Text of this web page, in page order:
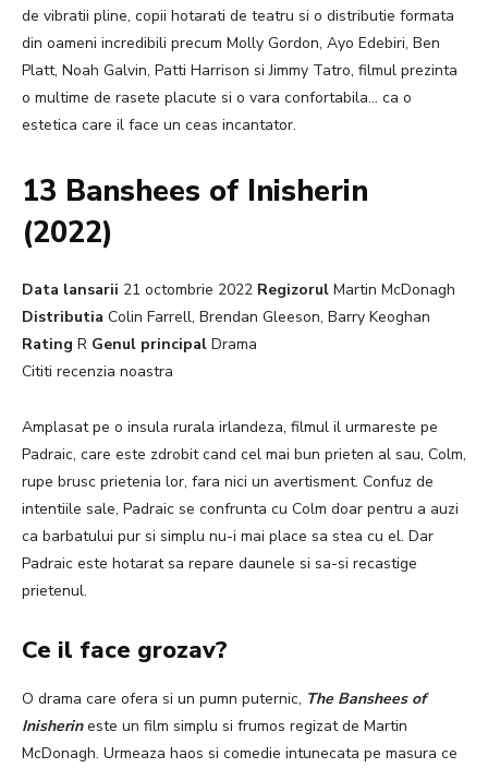
de vibratii pline, copii hotarati de teatru si o distributie formata
din oameni incredibili precum Molly Gordon, Ayo Edebiri, Ben
Platt, Noah Galvin, Patti Harrison si Jimmy Tatro, filmul prezinta
o multime de rasete placute si o vara confortabila… ca o
estetica care il face un ceas incantator.
13 Banshees of Inisherin
(2022)
Data lansarii 21 octombrie 2022 Regizorul Martin McDonagh
Distributia Colin Farrell, Brendan Gleeson, Barry Keoghan
Rating R Genul principal Drama
Cititi recenzia noastra
Amplasat pe o insula rurala irlandeza, filmul il urmareste pe
Padraic, care este zdrobit cand cel mai bun prieten al sau, Colm,
rupe brusc prietenia lor, fara nici un avertisment. Confuz de
intentiile sale, Padraic se confrunta cu Colm doar pentru a auzi
ca barbatului pur si simplu nu-i mai place sa stea cu el. Dar
Padraic este hotarat sa repare daunele si sa-si recastige
prietenul.
Ce il face grozav?
O drama care ofera si un pumn puternic, The Banshees of
Inisherineste un film simplu si frumos regizat de Martin
McDonagh. Urmeaza haos si comedie intunecata pe masura ce